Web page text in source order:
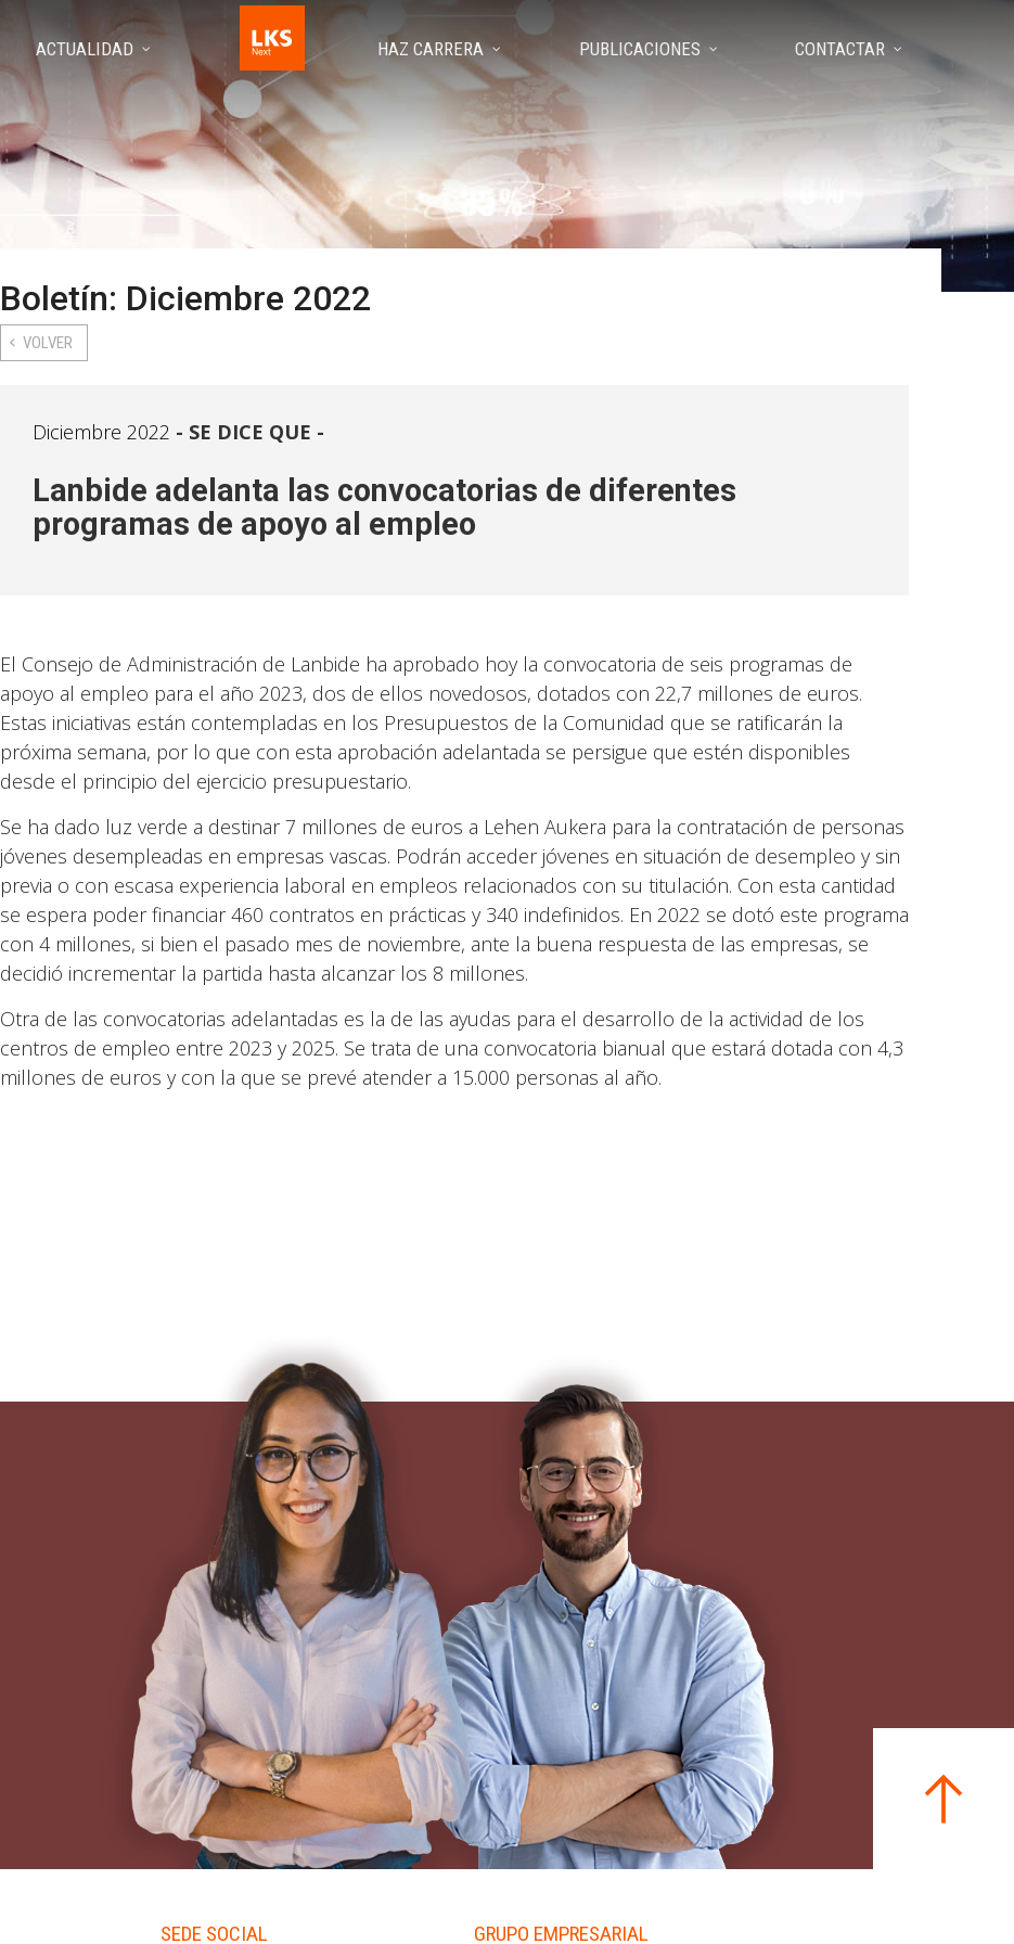
ACTUALIDAD HAZ CARRERA PUBLICACIONES CONTACTAR
Boletín: Diciembre 2022
VOLVER
Diciembre 2022 SE DICE QUE -
Lanbide adelanta las convocatorias de diferentes
programas de apoyo al empleo
El Consejo de Administración de Lanbide ha aprobado hoy la convocatoria de seis programas de
apoyo al empleo para el año 2023, dos de ellos novedosos, dotados con 22,7 millones de euros.
Estas iniciativas están contempladas en los Presupuestos de la Comunidad que se ratificarán la
próxima semana, por lo que con esta aprobación adelantada se persigue que estén disponibles
desde el principio del ejercicio presupuestario.
Se ha dado luz verde a destinar 7 millones de euros a Lehen Aukera para la contratación de personas
jóvenes desempleadas en empresas vascas. Podrán acceder jóvenes en situación de desempleo y sin
previa o con escasa experiencia laboral en empleos relacionados con su titulación. Con esta cantidad
se espera poder financiar 460 contratos en prácticas y 340 indefinidos. En 2022 se dotó este programa
con 4 millones, si bien el pasado mes de noviembre, ante la buena respuesta de las empresas, se
decidió incrementar la partida hasta alcanzar los 8 millones.
Otra de las convocatorias adelantadas es la de las ayudas para el desarrollo de la actividad de los
centros de empleo entre 2023 y 2025. Se trata de una convocatoria bianual que estará dotada con 4,3
millones de euros y con la que se prevé atender a 15.000 personas al año.
SEDE SOCIAL GRUPO EMPRESARIAL